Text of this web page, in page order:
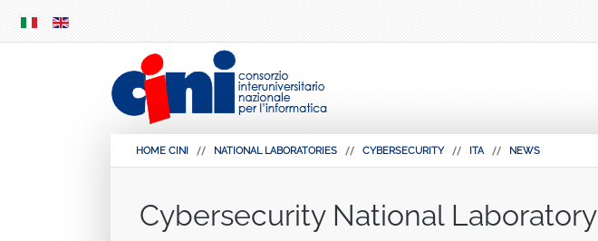
MENU
HOME CINI NATIONAL LABORATORIES CYBERSECURITY ITA NEWS
Cybersecurity National Laboratory